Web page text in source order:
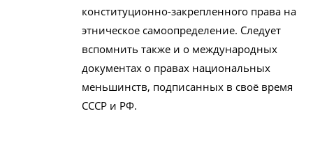
конституционно-закрепленного права на
этническое самоопределение. Следует
вспомнить также и о международных
документах о правах национальных
меньшинств, подписанных в своё время
СССР и РФ.